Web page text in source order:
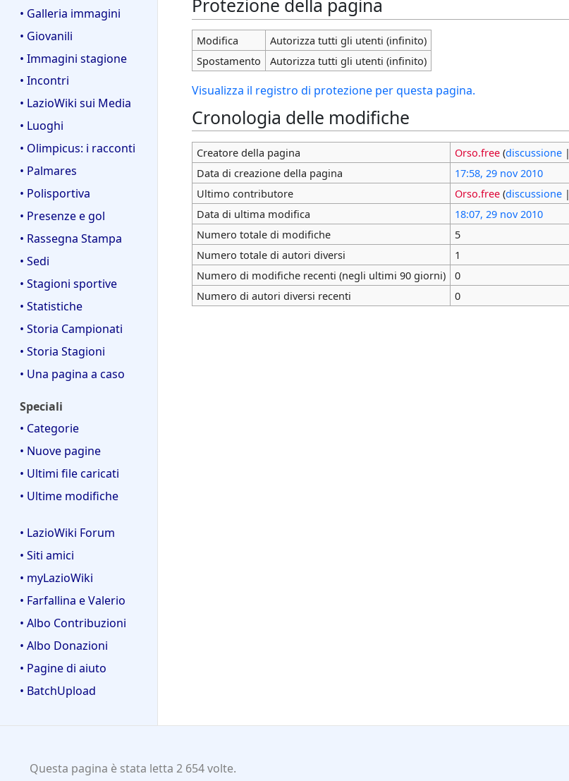
• Galleria immagini
• Giovanili
• Immagini stagione
• Incontri
• LazioWiki sui Media
• Luoghi
• Olimpicus: i racconti
• Palmares
• Polisportiva
• Presenze e gol
• Rassegna Stampa
• Sedi
• Stagioni sportive
• Statistiche
• Storia Campionati
• Storia Stagioni
• Una pagina a caso
Speciali
• Categorie
• Nuove pagine
• Ultimi file caricati
• Ultime modifiche
• LazioWiki Forum
• Siti amici
• myLazioWiki
• Farfallina e Valerio
• Albo Contribuzioni
• Albo Donazioni
• Pagine di aiuto
• BatchUpload
Protezione della pagina
Modifica
Autorizza tutti gli utenti (infinito)
Spostamento
Autorizza tutti gli utenti (infinito)
Visualizza il registro di protezione per questa pagina.
Cronologia delle modifiche
Creatore della pagina Orso.free (discussione|
Data di creazione della pagina
17:58, 29 nov 2010
Ultimo contributore
Orso.free (discussione|
Data di ultima modifica
18:07, 29 nov 2010
Numero totale di modifiche
5
Numero totale di autori diversi
1
Numero di modifiche recenti (negli ultimi 90 giorni)
0
Numero di autori diversi recenti
0
Questa pagina è stata letta 2 654 volte.